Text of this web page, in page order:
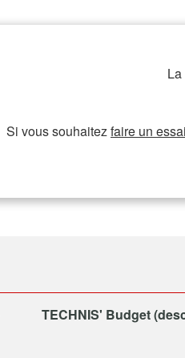
Si vous souhaitezfaire un essai
TECHNIS' Budget